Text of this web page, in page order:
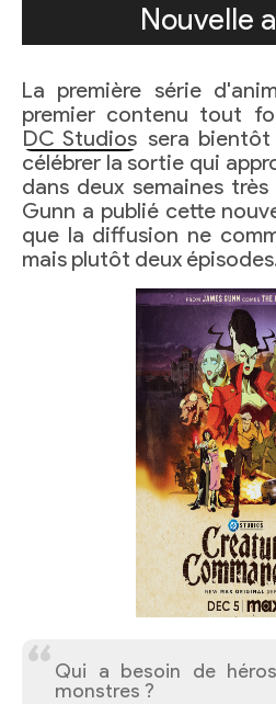
Nouvelle
La première série
premier contenu tout
DC Studios sera
célébrer la sortie qui
dans deux semaines
Gunn a publié cette
que la diffusion ne
mais plutôt deux
Qui a besoin de
monstres ?